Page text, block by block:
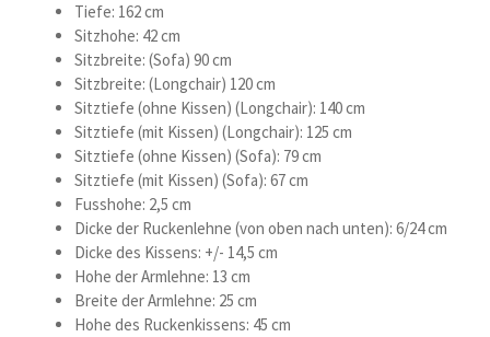
Tiefe: 162 cm
Sitzhohe: 42 cm
Sitzbreite: (Sofa) 90 cm
Sitzbreite: (Longchair) 120 cm
Sitztiefe (ohne Kissen) (Longchair): 140 cm
Sitztiefe (mit Kissen) (Longchair): 125 cm
Sitztiefe (ohne Kissen) (Sofa): 79 cm
Sitztiefe (mit Kissen) (Sofa): 67 cm
Fusshohe: 2,5 cm
Dicke der Ruckenlehne (von oben nach unten): 6/24 cm
Dicke des Kissens: +/- 14,5 cm
Hohe der Armlehne: 13 cm
Breite der Armlehne: 25 cm
Hohe des Ruckenkissens: 45 cm